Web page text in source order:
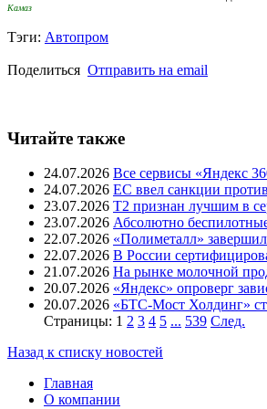
Камаз
Тэги: Автопром
Поделиться Отправить на email
Читайте также
24.07.2026 Все сервисы «Яндекс
24.07.2026 ЕС ввел санкции
23.07.2026 T2 признан лучшим в
23.07.2026 Абсолютно
22.07.2026 «Полиметалл»
22.07.2026 В России
21.07.2026 На рынке молочной
20.07.2026 «Яндекс» опроверг
20.07.2026 «БТС-Мост Холдинг»
Страницы: 1 2 3 4 5 ... 539 След.
Назад к списку новостей
Главная
О компании